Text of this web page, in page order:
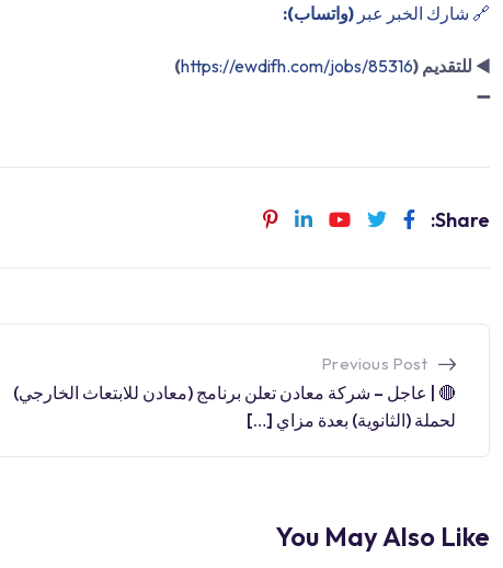
🔗 شارك الخبر عبر (واتساب):
◀️ للتقديم (https://ewdifh.com/jobs/85316
)
➖
Share:
Previous Post
🔴 | عاجل – شركة معادن تعلن برنامج (معادن للابتعاث الخارجي)
لحملة (الثانوية) بعدة مزاي […]
You May Also Like